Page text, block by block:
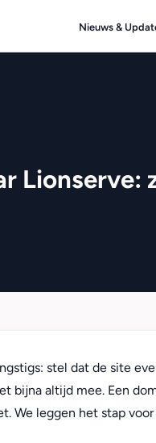
Nieuws &
Lionserve:
stel dat de site
bijna altijd mee. Een
We leggen het stap